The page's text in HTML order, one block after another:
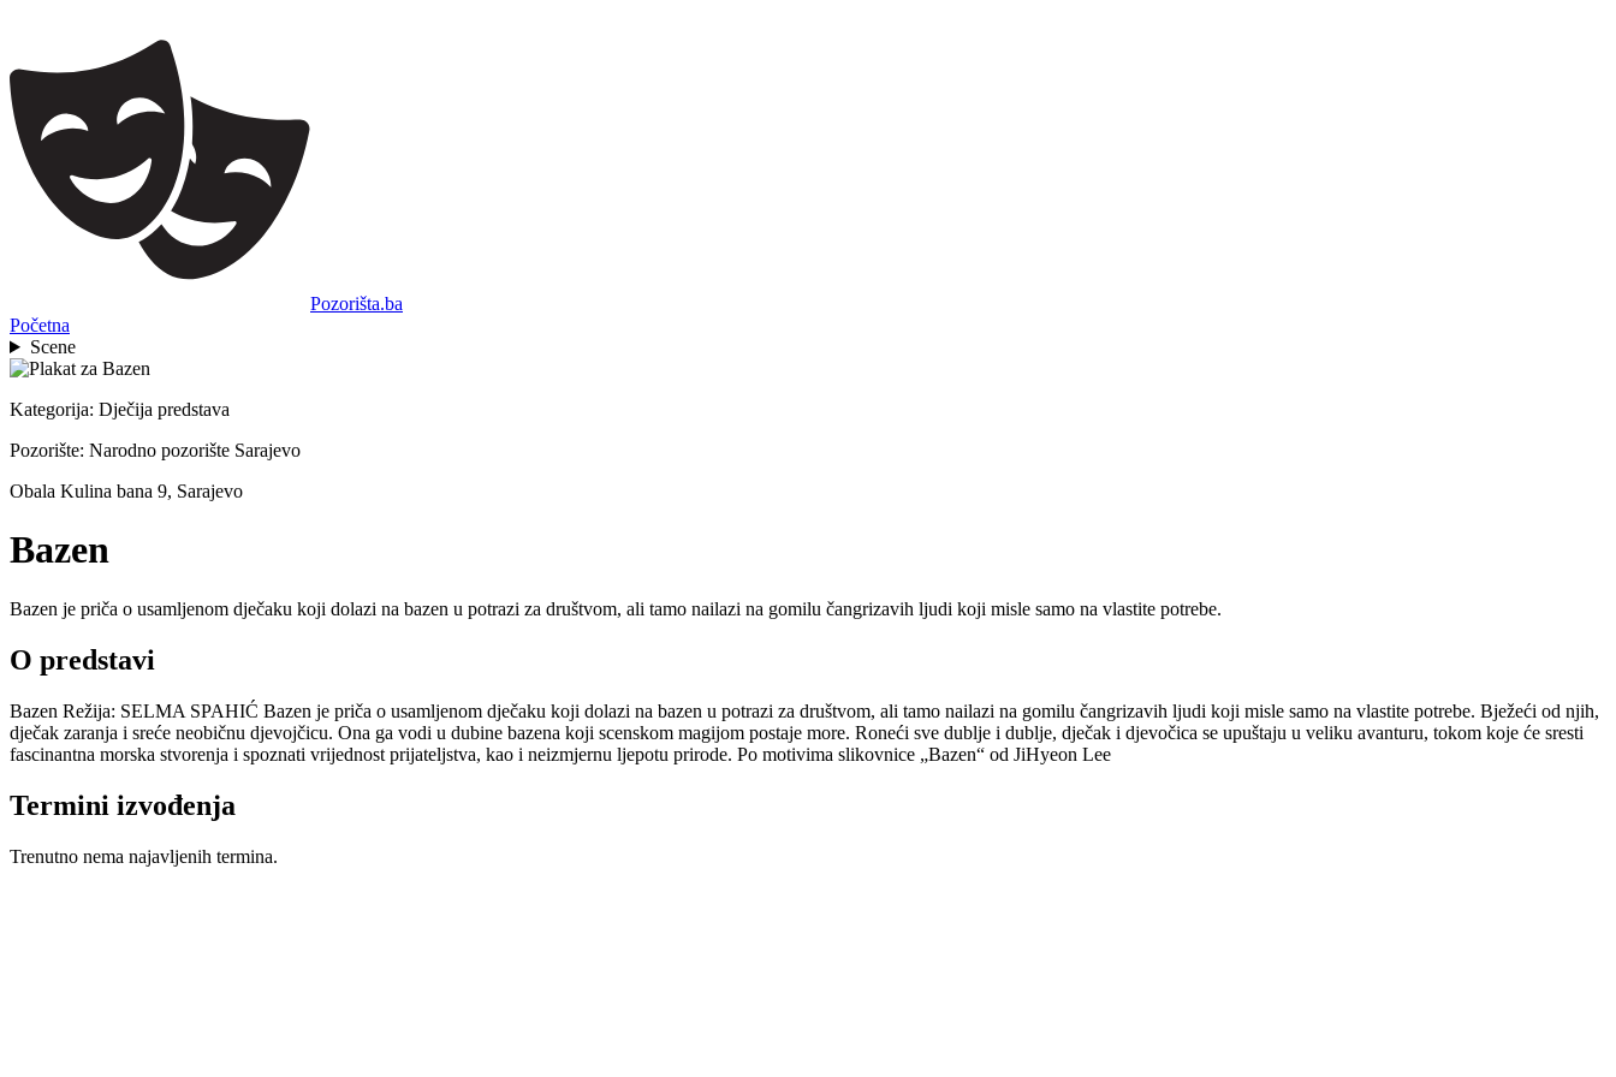
Pozorišta.ba
Početna
Scene
Kategorija: Dječija predstava
Pozorište: Narodno pozorište Sarajevo
Obala Kulina bana 9, Sarajevo
Bazen
Bazen je priča o usamljenom dječaku koji dolazi na bazen u potrazi za društvom, ali tamo nailazi na gomilu čangrizavih ljudi koji misle samo na vlastite potrebe.
O predstavi
Bazen Režija: SELMA SPAHIĆ Bazen je priča o usamljenom dječaku koji dolazi na bazen u potrazi za društvom, ali tamo nailazi na gomilu čangrizavih ljudi koji misle samo na vlastite potrebe. Bježeći od njih,
dječak zaranja i sreće neobičnu djevojčicu. Ona ga vodi u dubine bazena koji scenskom magijom postaje more. Roneći sve dublje i dublje, dječak i djevočica se upuštaju u veliku avanturu, tokom koje će sresti
fascinantna morska stvorenja i spoznati vrijednost prijateljstva, kao i neizmjernu ljepotu prirode. Po motivima slikovnice „Bazen“ od JiHyeon Lee
Termini izvođenja
Trenutno nema najavljenih termina.